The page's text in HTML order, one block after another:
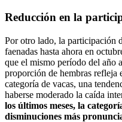
Reducción en la
Por otro lado, la participación
faenadas hasta ahora en
que el mismo período del año
proporción de hembras refleja
categoría de vacas, una
haberse moderado la caída
los últimos meses, la
disminuciones más